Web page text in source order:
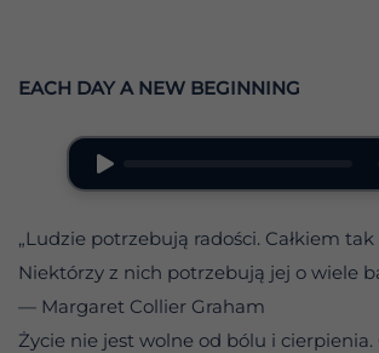
EACH DAY A NEW BEGINNING
„Ludzie potrzebują radości. Całkiem
Niektórzy z nich potrzebują jej o wiele
— Margaret Collier Graham
Życie nie jest wolne od bólu i cierpienia.